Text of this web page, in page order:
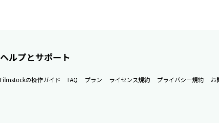
ヘルプとサポート
Filmstockの操作ガイド FAQ プラン ライセンス規約 プライバシー規約 お